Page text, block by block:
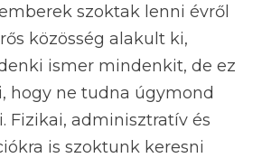
szoktak lenni évről
közösség alakult ki,
ismer mindenkit, de ez
hogy ne tudna úgymond
Fizikai, adminisztratív és
is szoktunk keresni